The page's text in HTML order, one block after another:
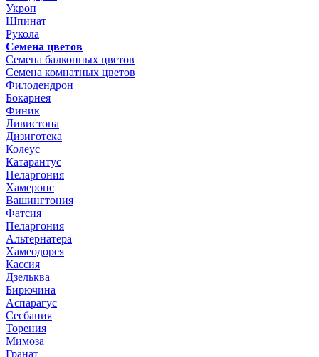
Укроп
Шпинат
Рукола
Семена цветов
Семена балконных цветов
Семена комнатных цветов
Филодендрон
Бокарнея
Финик
Ливистона
Дизиготека
Колеус
Катарантус
Пеларгония
Хамеропс
Вашингтония
Фатсия
Пеларгония
Альтернатера
Хамеодорея
Кассия
Дзельква
Бирючина
Аспарагус
Сесбания
Торения
Мимоза
Гранат